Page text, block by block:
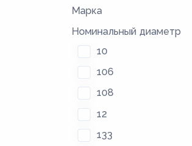
Марка
Номинальный диаметр
10
106
108
12
133